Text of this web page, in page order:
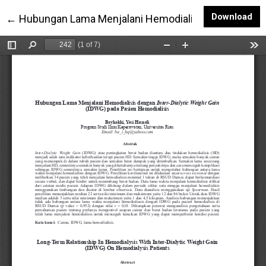
← Return to Article Details
Hubungan Lama Menjalani Hemodialisis dengan
Download